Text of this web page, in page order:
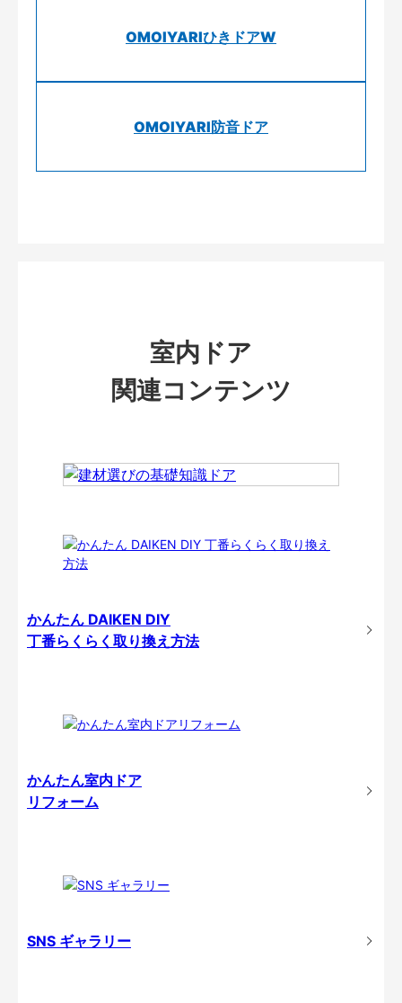
OMOIYARIひきドアW
OMOIYARI防音ドア
室内ドア
関連コンテンツ
かんたん DAIKEN DIY
丁番らくらく取り換え方法
かんたん室内ドア
リフォーム
SNS ギャラリー